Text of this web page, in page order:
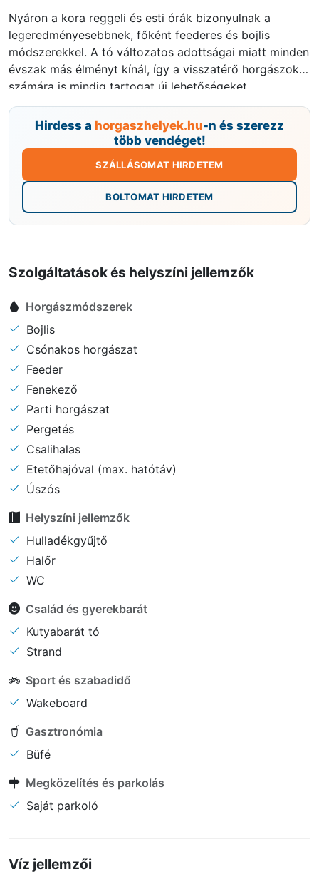
Nyáron a kora reggeli és esti órák bizonyulnak a
legeredményesebbnek, főként feederes és bojlis
módszerekkel. A tó változatos adottságai miatt minden
évszak más élményt kínál, így a visszatérő horgászok
számára is mindig tartogat új lehetőségeket.
Hirdess a horgaszhelyek.hu-n és szerezz
több vendéget!
SZÁLLÁSOMAT HIRDETEM
BOLTOMAT HIRDETEM
Szolgáltatások és helyszíni jellemzők
Horgászmódszerek
Bojlis
Csónakos horgászat
Feeder
Fenekező
Parti horgászat
Pergetés
Csalihalas
Etetőhajóval (max. hatótáv)
Úszós
Helyszíni jellemzők
Hulladékgyűjtő
Halőr
WC
Család és gyerekbarát
Kutyabarát tó
Strand
Sport és szabadidő
Wakeboard
Gasztronómia
Büfé
Megközelítés és parkolás
Saját parkoló
Víz jellemzői